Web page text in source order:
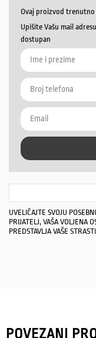
Ovaj proizvod
Upišite Vašu mail
dostupan
UVELIČAJTE SVOJU
PRIJATELJ, VAŠA VOLJENA
PREDSTAVLJA VAŠE
POVEZANI